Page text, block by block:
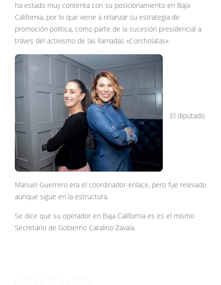
ha estado muy contenta con su posicionamiento en Baja
California, por lo que viene a relanzar su estrategia de
promoción politica, como parte de la sucesión presidencial a
tráves del activismo de las llamadas «Corcholatas».
El diputado
Manuel Guerrero era el coordinador-enlace, pero fue relevado
aunque sigue en la estructura.
Se dice que su operador en Baja California es es el mismo
Secretario de Gobierno Catalino Zavala.